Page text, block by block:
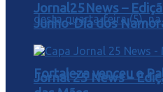
Fortaleza venceu o
Jornal25News –
Junho-Dia dos
Jornal 25 News –